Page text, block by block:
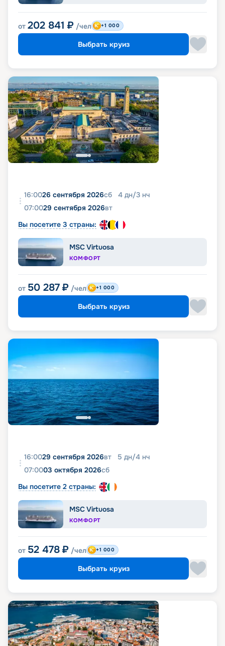
от 202 841 ₽ /чел +1 000
Выбрать круиз
16:0026 сентября 2026сб 4 дн/3 нч
07:0029 сентября 2026вт
Вы посетите 3 страны:
MSC Virtuosa
КОМФОРТ
от 50 287 ₽ /чел +1 000
Выбрать круиз
16:0029 сентября 2026вт 5 дн/4 нч
07:0003 октября 2026сб
Вы посетите 2 страны:
MSC Virtuosa
КОМФОРТ
от 52 478 ₽ /чел +1 000
Выбрать круиз